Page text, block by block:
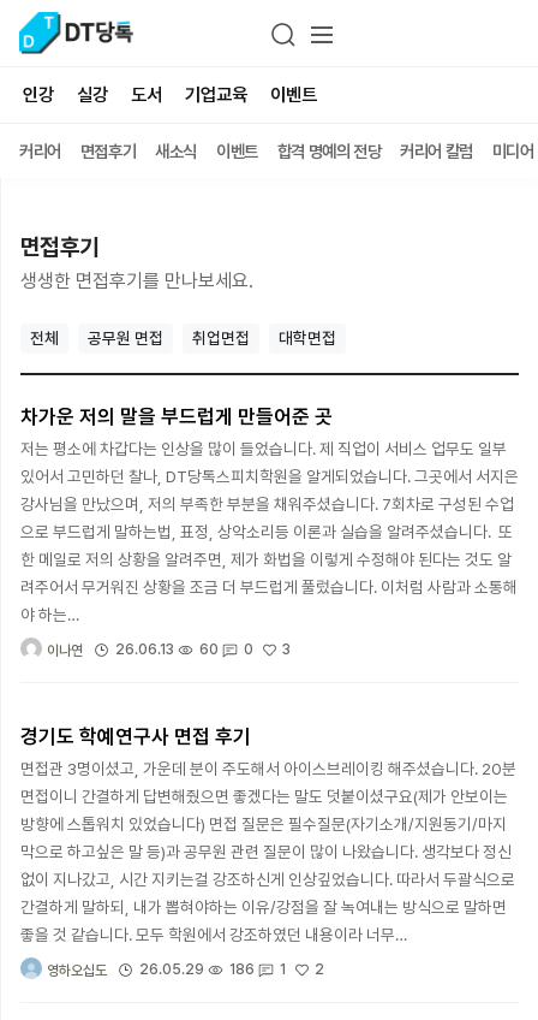
인강 실강 도서 기업교육 이벤트
커리어 면접후기 새소식 이벤트 합격 명예의 전당 커리어 칼럼 미디어
면접후기
생생한 면접후기를 만나보세요.
전체 공무원 면접 취업면접 대학면접
차가운 저의 말을 부드럽게 만들어준 곳
저는 평소에 차갑다는 인상을 많이 들었습니다. 제 직업이 서비스 업무도 일부
있어서 고민하던 찰나, DT당톡스피치학원을 알게되었습니다. 그곳에서 서지은
강사님을 만났으며, 저의 부족한 부분을 채워주셨습니다. 7회차로 구성된 수업
으로 부드럽게 말하는법, 표정, 상악소리등 이론과 실습을 알려주셨습니다. 또
한 메일로 저의 상황을 알려주면, 제가 화법을 이렇게 수정해야 된다는 것도 알
려주어서 무거워진 상황을 조금 더 부드럽게 풀렀습니다. 이처럼 사람과 소통해
야 하는…
이나연 26.06.13 60 0 3
경기도 학예연구사 면접 후기
면접관 3명이셨고, 가운데 분이 주도해서 아이스브레이킹 해주셨습니다. 20분
면접이니 간결하게 답변해줬으면 좋겠다는 말도 덧붙이셨구요(제가 안보이는
방향에 스톱워치 있었습니다) 면접 질문은 필수질문(자기소개/지원동기/마지
막으로 하고싶은 말 등)과 공무원 관련 질문이 많이 나왔습니다. 생각보다 정신
없이 지나갔고, 시간 지키는걸 강조하신게 인상깊었습니다. 따라서 두괄식으로
간결하게 말하되, 내가 뽑혀야하는 이유/강점을 잘 녹여내는 방식으로 말하면
좋을 것 같습니다. 모두 학원에서 강조하였던 내용이라 너무…
영하오십도 26.05.29 186 1 2